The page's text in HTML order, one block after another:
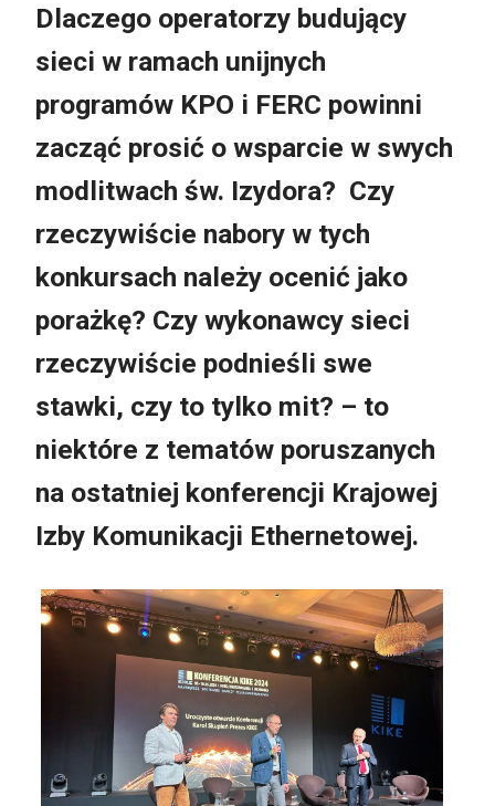
Dlaczego operatorzy budujący
sieci w ramach unijnych
programów KPO i FERC powinni
zacząć prosić o wsparcie w swych
modlitwach św. Izydora? Czy
rzeczywiście nabory w tych
konkursach należy ocenić jako
porażkę? Czy wykonawcy sieci
rzeczywiście podnieśli swe
stawki, czy to tylko mit? – to
niektóre z tematów poruszanych
na ostatniej konferencji Krajowej
Izby Komunikacji Ethernetowej.